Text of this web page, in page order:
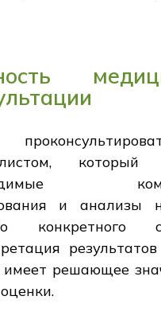
который
и анализы
конкретного
имеет решающее